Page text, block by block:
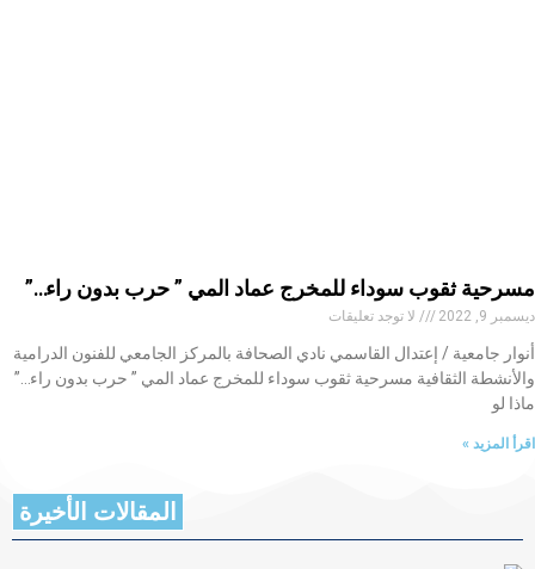
مسرحية ثقوب سوداء للمخرج عماد المي ” حرب بدون راء…”
ديسمبر 9, 2022 لا توجد تعليقات
أنوار جامعية / إعتدال القاسمي نادي الصحافة بالمركز الجامعي للفنون الدرامية
والأنشطة الثقافية مسرحية ثقوب سوداء للمخرج عماد المي ” حرب بدون راء…”
ماذا لو
اقرأ المزيد »
المقالات الأخيرة